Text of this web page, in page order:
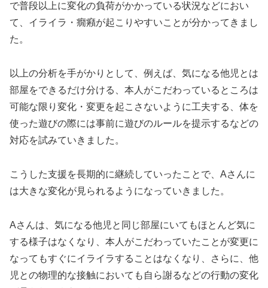
で普段以上に変化の負荷がかかっている状況などにおい
て、イライラ・癇癪が起こりやすいことが分かってきまし
た。
以上の分析を手がかりとして、例えば、気になる他児とは
部屋をできるだけ分ける、本人がこだわっているところは
可能な限り変化・変更を起こさないように工夫する、体を
使った遊びの際には事前に遊びのルールを提示するなどの
対応を試みていきました。
こうした支援を長期的に継続していったことで、Aさんに
は大きな変化が見られるようになっていきました。
Aさんは、気になる他児と同じ部屋にいてもほとんど気に
する様子はなくなり、本人がこだわっていたことが変更に
なってもすぐにイライラすることはなくなり、さらに、他
児との物理的な接触においても自ら謝るなどの行動の変化